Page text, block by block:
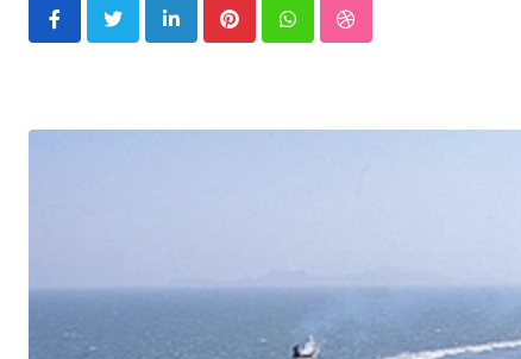
LinkedInPinterestWhatsappStumbleUpon